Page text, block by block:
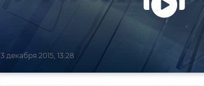
3 декабря 2015, 13:28